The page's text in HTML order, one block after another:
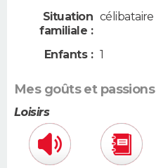
Situation
familiale :
célibataire
Enfants : 1
Mes goûts et passions
Loisirs